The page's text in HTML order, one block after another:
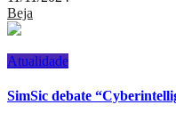
Beja
Atualidade
SimSic debate